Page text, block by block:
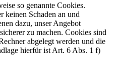
so genannte Cookies.
keinen Schaden an und
dazu, unser Angebot
zu machen. Cookies sind
abgelegt werden und die
hierfür ist Art. 6 Abs. 1 f)